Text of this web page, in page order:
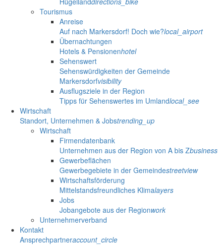
Tourismus
Anreise
Auf nach Markersdorf! Doch wie?local_airport
Übernachtungen
Hotels & Pensionenhotel
Sehenswert
Sehenswürdigkeiten der Gemeinde
Markersdorfvisibility
Ausflugsziele in der Region
Tipps für Sehenswertes im Umlandlocal_see
Wirtschaft
Standort, Unternehmen & Jobstrending_up
Wirtschaft
Firmendatenbank
Unternehmen aus der Region von A bis Zbusiness
Gewerbeflächen
Gewerbegebiete in der Gemeindestreetview
Wirtschaftsförderung
Mittelstandsfreundliches Klimalayers
Jobs
Jobangebote aus der Regionwork
Unternehmerverband
Kontakt
Ansprechpartneraccount_circle